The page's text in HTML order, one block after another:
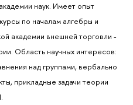
наук. Имеет опыт
по началам алгебры и
академии внешней торговли -
Область научных интересов:
над группами, вербально
прикладные задачи теории